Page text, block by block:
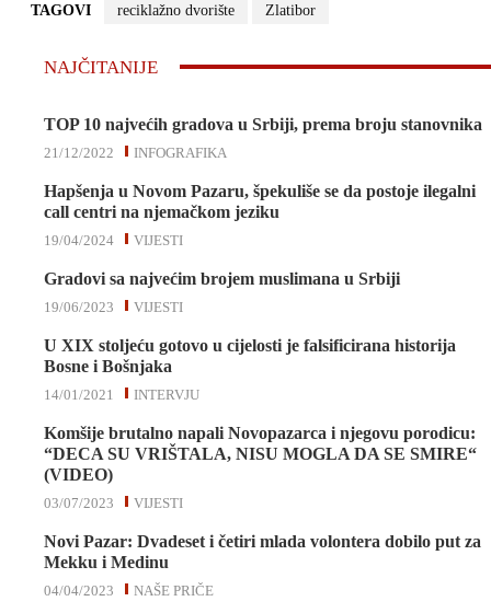
TAGOVI reciklažno dvorište Zlatibor
NAJČITANIJE
TOP 10 najvećih gradova u Srbiji, prema broju stanovnika
INFOGRAFIKA
21/12/2022
Hapšenja u Novom Pazaru, špekuliše se da postoje ilegalni
call centri na njemačkom jeziku
VIJESTI
19/04/2024
Gradovi sa najvećim brojem muslimana u Srbiji
VIJESTI
19/06/2023
U XIX stoljeću gotovo u cijelosti je falsificirana historija
Bosne i Bošnjaka
INTERVJU
14/01/2021
Komšije brutalno napali Novopazarca i njegovu porodicu:
“DECA SU VRIŠTALA, NISU MOGLA DA SE SMIRE“
(VIDEO)
VIJESTI
03/07/2023
Novi Pazar: Dvadeset i četiri mlada volontera dobilo put za
Mekku i Medinu
NAŠE PRIČE
04/04/2023